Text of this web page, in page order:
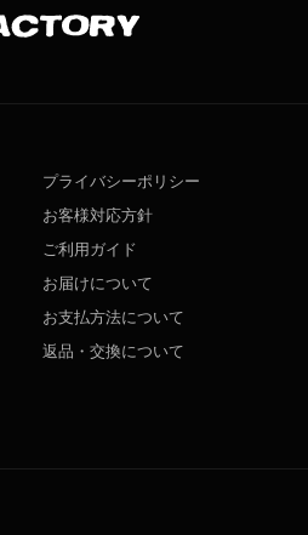
プライバシーポリシー
お客様対応方針
ご利用ガイド
お届けについて
お支払方法について
返品・交換について